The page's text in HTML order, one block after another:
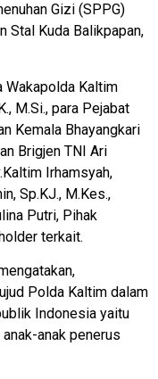
Gizi (SPPG)
Stal Kuda Balikpapan,
Wakapolda Kaltim
M.Si., para Pejabat
Kemala Bhayangkari
Brigjen TNI Ari
Irhamsyah,
Sp.KJ., M.Kes.,
Putri, Pihak
terkait.
Polda Kaltim dalam
Indonesia yaitu
anak penerus